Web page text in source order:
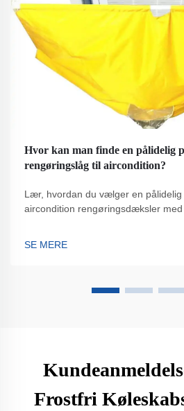
Hvor kan man finde en pålidelig
rengøringslåg til aircondition?
Lær, hvordan du vælger en pålidelig
aircondition rengøringsdæksler
SE MERE
Frostfri